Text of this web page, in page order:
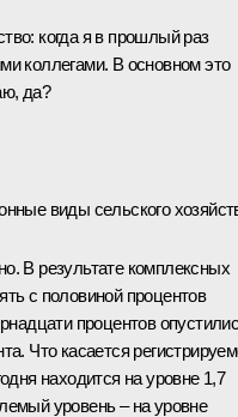
когда я в прошлый раз
коллегами. В основном это
да?
виды сельского
В результате комплексных
с половиной процентов
процентов
Что касается
находится на уровне 1,7
уровень – на уровне